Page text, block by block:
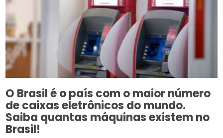
O Brasil é o país com o maior número
de caixas eletrônicos do mundo.
Saiba quantas máquinas existem no
Brasil!